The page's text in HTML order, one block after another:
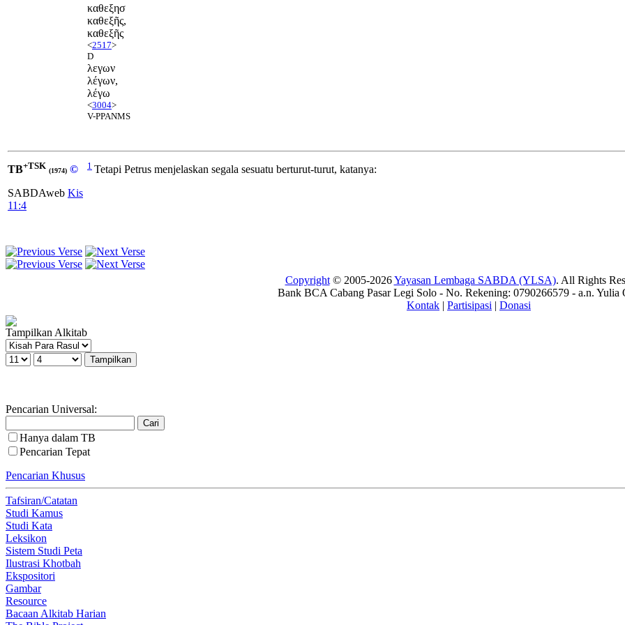
καθεξησ
καθεξῆς,
καθεξῆς
<2517>
D
λεγων
λέγων,
λέγω
<3004>
V-PPANMS
TB+TSK (1974) ©
SABDAweb Kis
11:4
1 Tetapi Petrus menjelaskan segala sesuatu berturut-turut, katanya:
Copyright© 2005-2026Yayasan Lembaga SABDA (YLSA). All Rights
Bank BCA Cabang Pasar Legi Solo - No. Rekening: 0790266579 - a.n. Yulia
Kontak | Partisipasi | Donasi
Tampilkan Alkitab
Pencarian Universal:
Hanya dalam TB
Pencarian Tepat
Pencarian Khusus
Tafsiran/Catatan
Studi Kamus
Studi Kata
Leksikon
Sistem Studi Peta
Ilustrasi Khotbah
Ekspositori
Gambar
Resource
Bacaan Alkitab Harian